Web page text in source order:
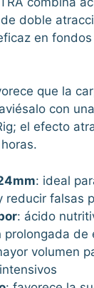
doble
en
que la
con
el efecto
: ideal
reducir falsas
: ácido
prolongada de
volumen